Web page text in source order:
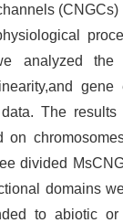
analyzed the
data. The
on
divided
domains
to abiotic